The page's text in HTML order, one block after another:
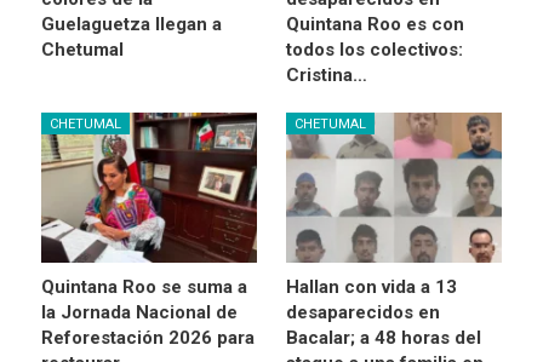
Guelaguetza llegan a
Chetumal
Quintana Roo es con
todos los colectivos:
Cristina…
CHETUMAL
Quintana Roo se suma a
la Jornada Nacional de
Reforestación 2026 para
CHETUMAL
Hallan con vida a 13
desaparecidos en
Bacalar; a 48 horas del